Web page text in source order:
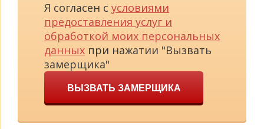
Я согласен с условиями
предоставления услуг и
обработкой моих персональных
данных при нажатии "Вызвать
замерщика"
ВЫЗВАТЬ ЗАМЕРЩИКА